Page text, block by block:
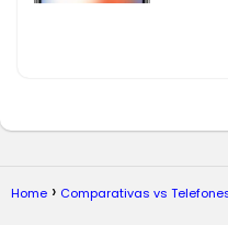
Home Comparativas vs